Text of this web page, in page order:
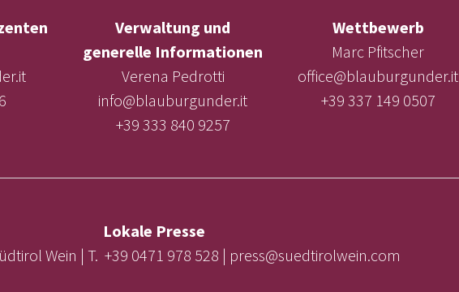
Verwaltung und
generelle Informationen
Verena Pedrotti
info@blauburgunder.it
+39 333 840 9257
Wettbewerb
Marc Pfitscher
office@blauburgunder.it
+39 337 149 0507
Lokale Presse
Wein | T. +39 0471 978 528 | press@suedtirolwein.com